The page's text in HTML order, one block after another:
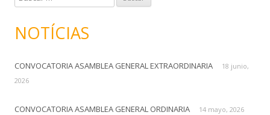
u
c
r
:
NOTÍCIAS
CONVOCATORIA ASAMBLEA GENERAL EXTRAORDINARIA
18 junio,
2026
CONVOCATORIA ASAMBLEA GENERAL ORDINARIA 14 mayo, 2026